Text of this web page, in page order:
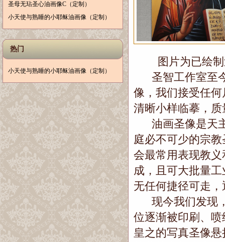
圣母无玷圣心油画像C（定制）
小天使与熟睡的小耶稣油画像（定制）
热门
小天使与熟睡的小耶稣油画像（定制）
图片为已绘制
圣智工作室至今
像，我们接受任
清晰小样临摹，质
油画圣像是天主
庭必不可少的宗
会最常用表现教
成，且可大批量
无任何捷径可走
现今我们发现，
位逐渐被印刷、
皇之的写真圣像